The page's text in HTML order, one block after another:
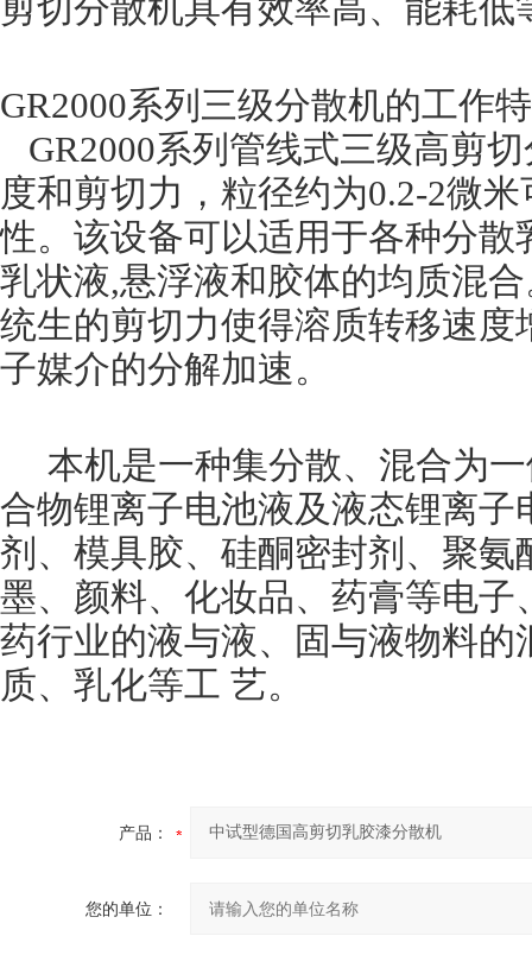
剪切分散机具有效率高、能耗
GR2000系列三级分散机的工作
GR2000系列管线式三级高剪
度和剪切力，粒径约为0.2-2微
性。该设备可以适用于各种分
乳状液,悬浮液和胶体的均质混
统生的剪切力使得溶质转移速
子媒介的分解加速。
本机是一种集分散、混合为一
合物锂离子电池液及液态锂离
剂、模具胶、硅酮密封剂、聚
墨、颜料、化妆品、药膏等电
药行业的液与液、固与液物料
质、乳化等工 艺。
产品：
您的单位：